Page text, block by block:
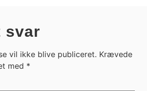
svar
vil ikke blive publiceret. Krævede
med *